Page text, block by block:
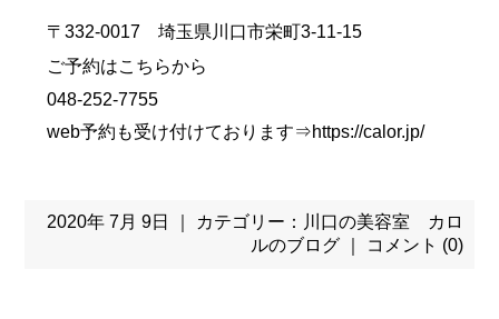
〒332-0017 埼玉県川口市栄町3-11-15
ご予約はこちらから
048-252-7755
web予約も受け付けております⇒https://calor.jp/
2020年 7月 9日 ｜ カテゴリー： 川口の美容室 カロ
ルのブログ｜ コメント (0)